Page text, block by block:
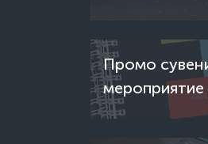
Промо
мероприятие